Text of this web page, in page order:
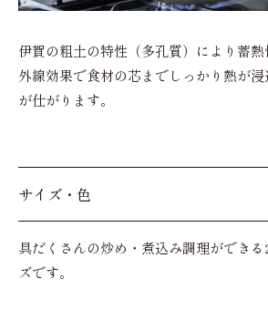
伊賀の粗土の特性（多孔質）により蓄
外線効果で食材の芯までしっかり熱が
が仕がります。
サイズ・色
具だくさんの炒め・煮込み調理ができる
ズです。